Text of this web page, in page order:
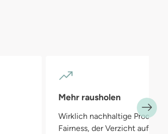
Mehr rausholen
Wirklich nachhaltige
Fairness, der Verzicht auf